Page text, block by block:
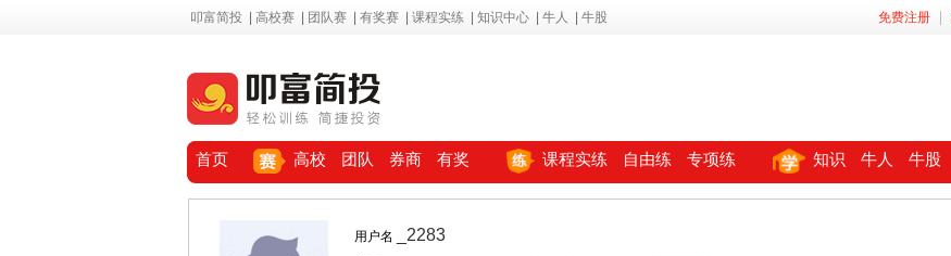
叩富简投 高校赛 团队赛 有奖赛 课程实练 知识中心 牛人 牛股 免费注册
首页 高校 团队 券商 有奖 课程实练 自由练 专项练 知识 牛人 牛股
用户名 _2283